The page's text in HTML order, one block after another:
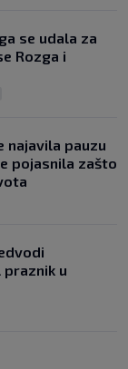
se udala za
Rozga i
najavila pauzu
pojasnila zašto
u